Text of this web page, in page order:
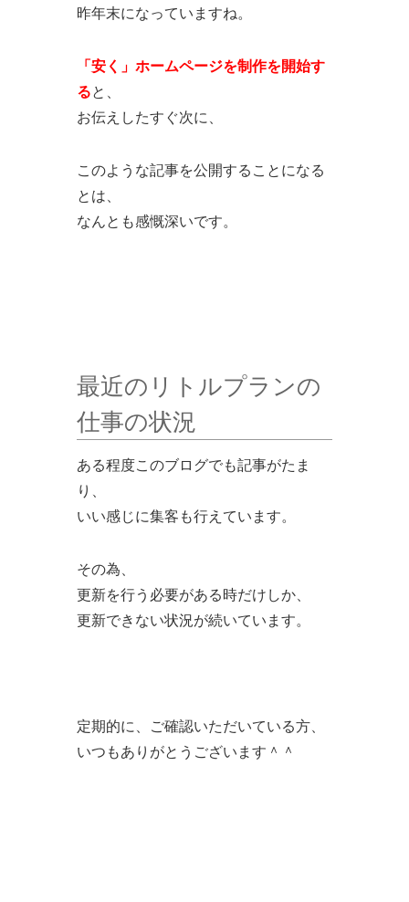
昨年末になっていますね。
「安く」ホームページを制作を開始す
ると、
お伝えしたすぐ次に、
このような記事を公開することになる
とは、
なんとも感慨深いです。
最近のリトルプランの
仕事の状況
ある程度このブログでも記事がたま
り、
いい感じに集客も行えています。
その為、
更新を行う必要がある時だけしか、
更新できない状況が続いています。
定期的に、ご確認いただいている方、
いつもありがとうございます＾＾